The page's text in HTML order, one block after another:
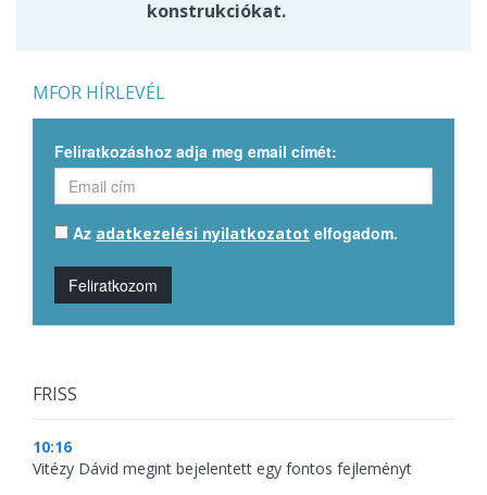
konstrukciókat.
MFOR HÍRLEVÉL
Feliratkozáshoz adja meg email címét:
Az adatkezelési nyilatkozatot elfogadom.
Feliratkozom
FRISS
10:16
Vitézy Dávid megint bejelentett egy fontos fejleményt